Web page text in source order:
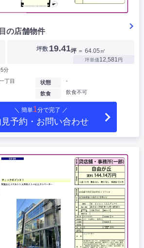
の店舗物件
坪数 19.41坪 ＝ 64.05㎡
坪単価12,581円
分
丁目 状態 -
飲食 飲食不可
＼ 簡単1分で完了 ／
見予約・お問い合わせ